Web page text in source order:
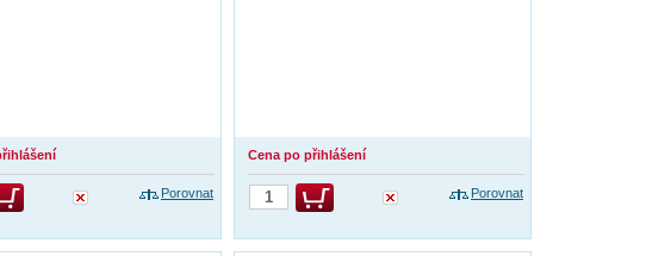
Porovnat
Cena po přihlášení
Porovnat